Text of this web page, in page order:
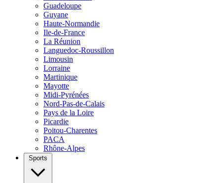
Guadeloupe
Guyane
Haute-Normandie
Ile-de-France
La Réunion
Languedoc-Roussillon
Limousin
Lorraine
Martinique
Mayotte
Midi-Pyrénées
Nord-Pas-de-Calais
Pays de la Loire
Picardie
Poitou-Charentes
PACA
Rhône-Alpes
Sports